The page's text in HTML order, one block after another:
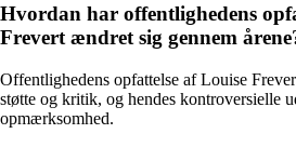
Hvordan har offentlighedens
Frevert ændret sig gennem
Offentlighedens opfattelse af Louise
støtte og kritik, og hendes kontroversielle
opmærksomhed.